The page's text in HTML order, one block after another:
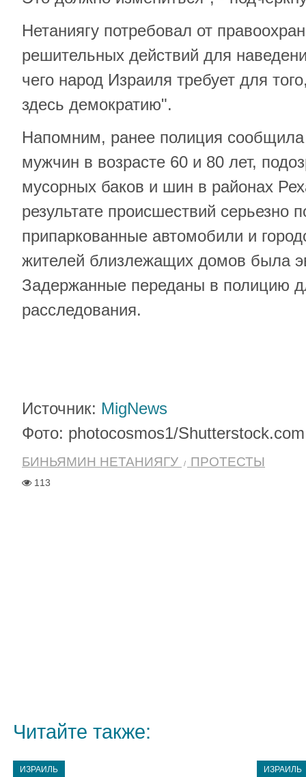
Нетаниягу потребовал от
решительных действий для
чего народ Израиля требует для
здесь демократию".
Напомним, ранее полиция
мужчин в возрасте 60 и 80 лет,
мусорных баков и шин в районах
результате происшествий серьезно
припаркованные автомобили и
жителей близлежащих домов была
Задержанные переданы в полицию
расследования.
Источник: MigNews
Фото: photocosmos1/Shutterstock.com
БИНЬЯМИН НЕТАНИЯГУ ПРОТЕСТЫ
113
Читайте также:
ИЗРАИЛЬ ИЗРАИЛЬ